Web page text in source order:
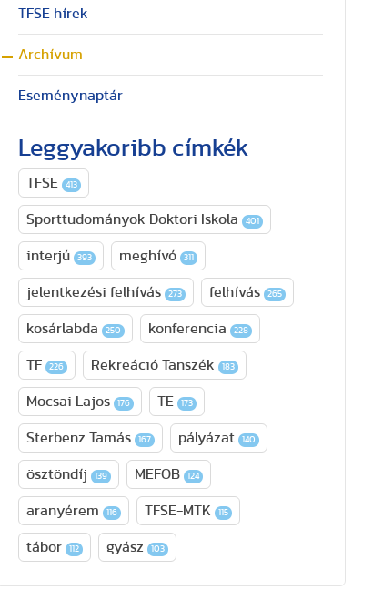
TFSE hírek
Archívum
Eseménynaptár
Leggyakoribb címkék
TFSE 413
Sporttudományok Doktori Iskola 401
interjú 393 meghívó 311
jelentkezési felhívás 273 felhívás 265
kosárlabda 250 konferencia 228
TF 226 Rekreáció Tanszék 183
Mocsai Lajos 176 TE 173
Sterbenz Tamás 167 pályázat 140
ösztöndíj 139 MEFOB 124
aranyérem 116 TFSE-MTK 115
tábor 112 gyász 103